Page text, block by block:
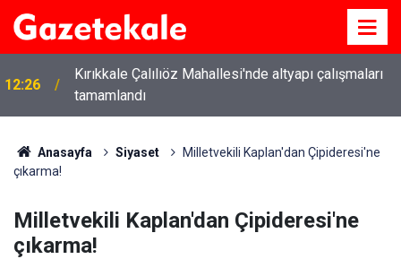
Kırıkkale Çalılıöz Mahallesi'nde altyapı çalışmaları
tamamlandı
11:40
Kırıkkale’de bugün vefat edenler: 6 Ağustos 2026
Anasayfa Siyaset
Milletvekili Kaplan'dan Çipideresi'ne
çıkarma!
Milletvekili Kaplan'dan Çipideresi'ne
çıkarma!